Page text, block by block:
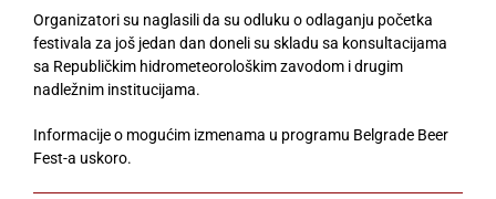
Organizatori su naglasili da su odluku o odlaganju početka
festivala za još jedan dan doneli su skladu sa konsultacijama
sa Republičkim hidrometeorološkim zavodom i drugim
nadležnim institucijama.
Informacije o mogućim izmenama u programu Belgrade Beer
Fest-a uskoro.